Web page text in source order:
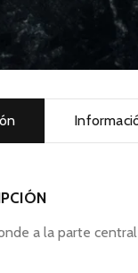
a la parte